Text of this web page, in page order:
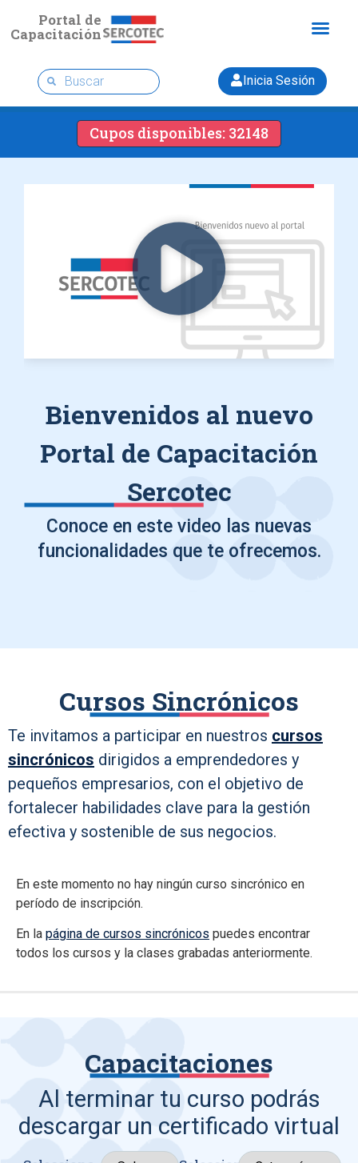
Portal de
Capacitación
Inicia Sesión
Cupos disponibles: 32148
Bienvenidos al nuevo
Portal de Capacitación
Sercotec
Conoce en este video las nuevas
funcionalidades que te ofrecemos.
Cursos Sincrónicos
Te invitamos a participar en nuestros cursos
sincrónicos dirigidos a emprendedores y
pequeños empresarios, con el objetivo de
fortalecer habilidades clave para la gestión
efectiva y sostenible de sus negocios.
En este momento no hay ningún curso sincrónico en
período de inscripción.
En la página de cursos sincrónicos puedes encontrar
todos los cursos y la clases grabadas anteriormente.
Capacitaciones
Al terminar tu curso podrás
descargar un certificado virtual